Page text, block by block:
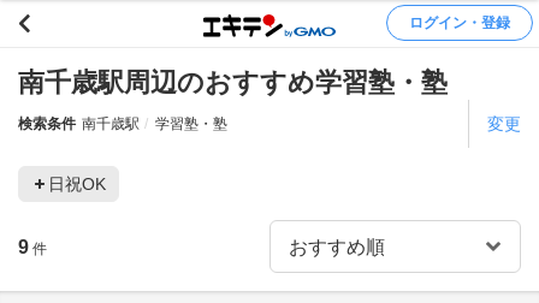
ログイン・登録
南千歳駅周辺のおすすめ学習塾・塾
検索条件 南千歳駅 学習塾・塾 変更
日祝OK
9 件